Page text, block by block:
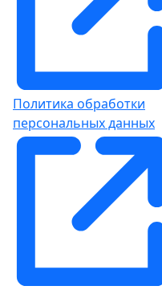
Политика обработки
персональных данных